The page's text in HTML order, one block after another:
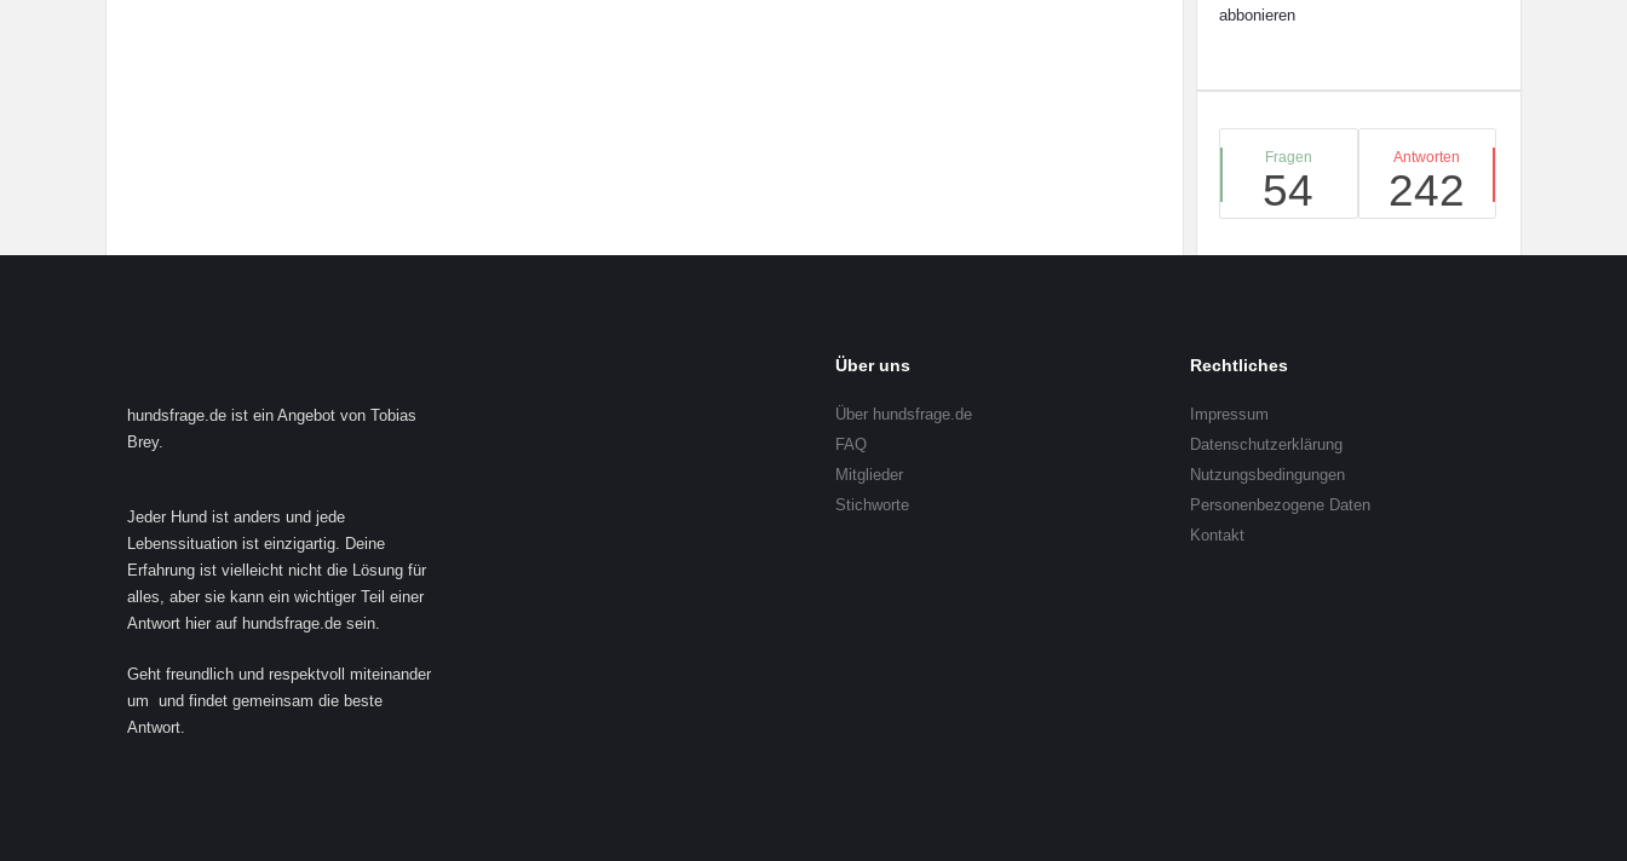
StatsFragen
54
Antworten
242
hundsfrage.de ist ein Angebot von Tobias
Brey.
Jeder Hund ist anders und jede
Lebenssituation ist einzigartig. Deine
Erfahrung ist vielleicht nicht die Lösung für
alles, aber sie kann ein wichtiger Teil einer
Antwort hier auf hundsfrage.de sein.
Geht freundlich und respektvoll miteinander
um und findet gemeinsam die beste
Antwort.
Über uns
Über hundsfrage.de
FAQ
Mitglieder
Stichworte
Rechtliches
Impressum
Datenschutzerklärung
Nutzungsbedingungen
Personenbezogene Daten
Kontakt